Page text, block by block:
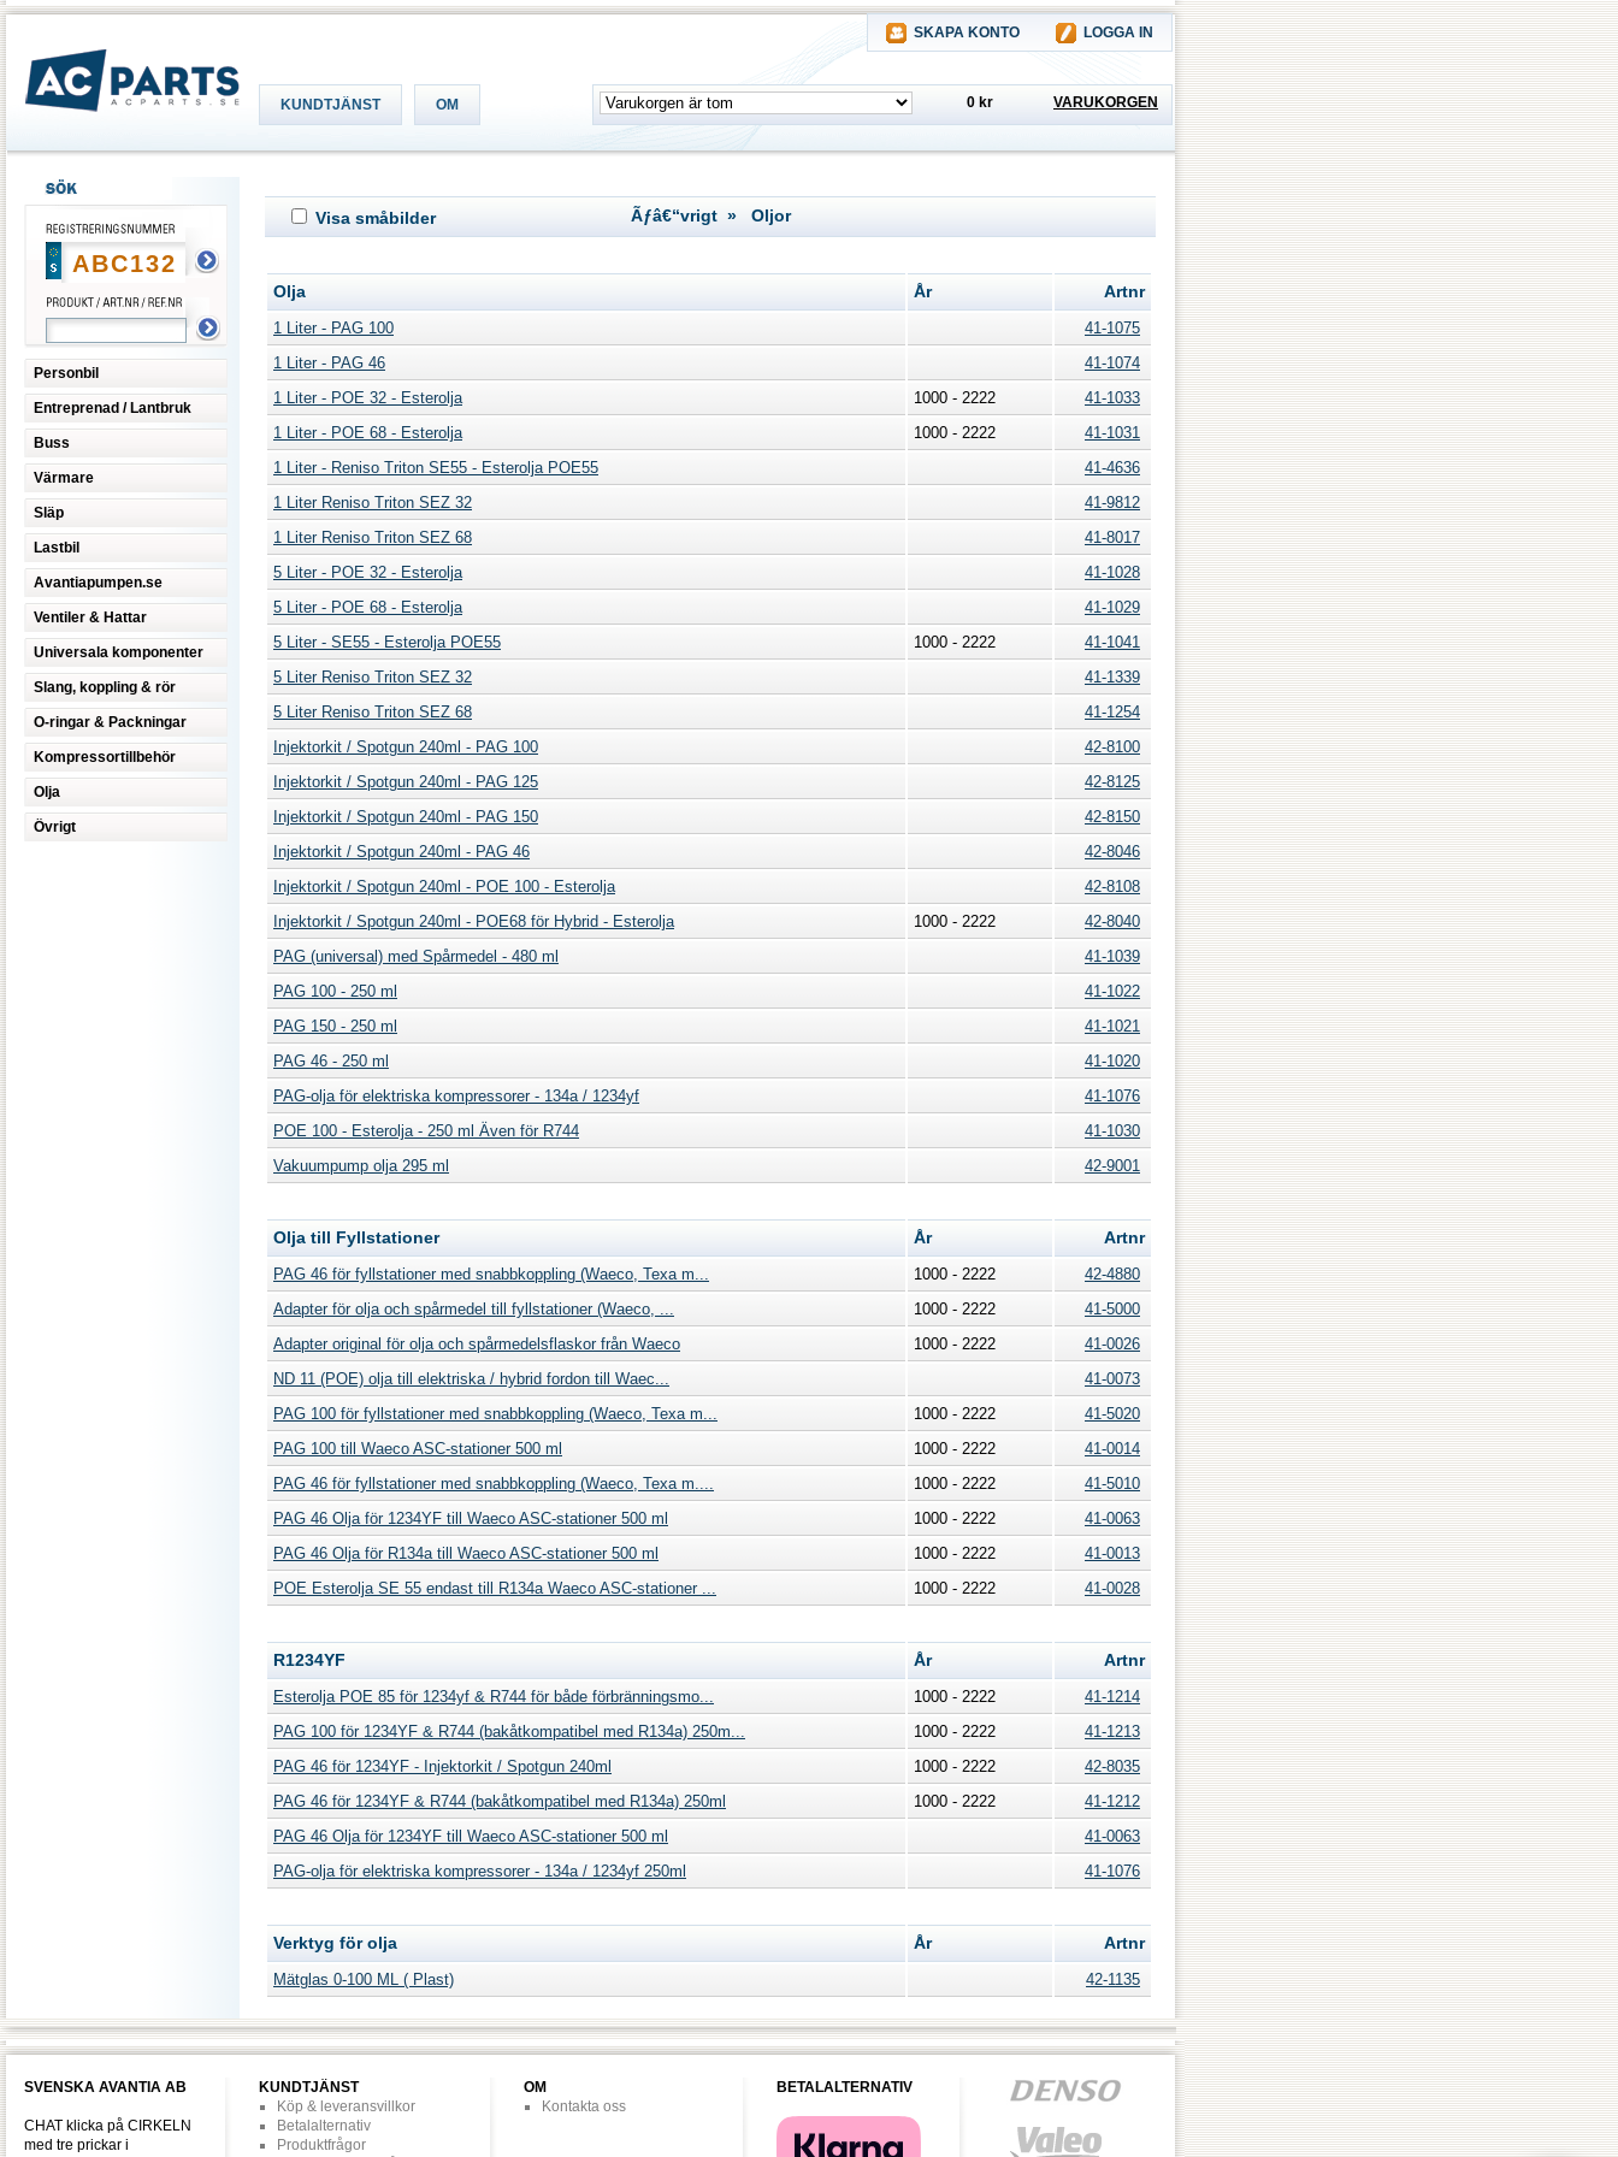
SKAPA KONTO LOGGA IN
KUNDTJÄNST OM 0 kr VARUKORGEN
Personbil
Entreprenad / Lantbruk
Buss
Värmare
Släp
Lastbil
Avantiapumpen.se
Ventiler & Hattar
Universala komponenter
Slang, koppling & rör
O-ringar & Packningar
Kompressortillbehör
Olja
Övrigt
Visa småbilder Ãƒâ€“vrigt » Oljor
Olja År Artnr
1 Liter - PAG 100
41-1075
1 Liter - PAG 46
41-1074
1 Liter - POE 32 - Esterolja
1000 - 2222
41-1033
1 Liter - POE 68 - Esterolja
1000 - 2222
41-1031
1 Liter - Reniso Triton SE55 - Esterolja POE55
41-4636
1 Liter Reniso Triton SEZ 32
41-9812
1 Liter Reniso Triton SEZ 68
41-8017
5 Liter - POE 32 - Esterolja
41-1028
5 Liter - POE 68 - Esterolja
41-1029
5 Liter - SE55 - Esterolja POE55
1000 - 2222
41-1041
5 Liter Reniso Triton SEZ 32
41-1339
5 Liter Reniso Triton SEZ 68
41-1254
Injektorkit / Spotgun 240ml - PAG 100
42-8100
Injektorkit / Spotgun 240ml - PAG 125
42-8125
Injektorkit / Spotgun 240ml - PAG 150
42-8150
Injektorkit / Spotgun 240ml - PAG 46
42-8046
Injektorkit / Spotgun 240ml - POE 100 - Esterolja
42-8108
Injektorkit / Spotgun 240ml - POE68 för Hybrid - Esterolja
1000 - 2222
42-8040
PAG (universal) med Spårmedel - 480 ml
41-1039
PAG 100 - 250 ml
41-1022
PAG 150 - 250 ml
41-1021
PAG 46 - 250 ml
41-1020
PAG-olja för elektriska kompressorer - 134a / 1234yf
41-1076
POE 100 - Esterolja - 250 ml Även för R744
41-1030
Vakuumpump olja 295 ml
42-9001
Olja till Fyllstationer År Artnr
PAG 46 för fyllstationer med snabbkoppling (Waeco, Texa m... 1000 - 2222
42-4880
Adapter för olja och spårmedel till fyllstationer (Waeco, ...
1000 - 2222
41-5000
Adapter original för olja och spårmedelsflaskor från Waeco
1000 - 2222
41-0026
ND 11 (POE) olja till elektriska / hybrid fordon till Waec...
41-0073
PAG 100 för fyllstationer med snabbkoppling (Waeco, Texa m...
1000 - 2222
41-5020
PAG 100 till Waeco ASC-stationer 500 ml
1000 - 2222
41-0014
PAG 46 för fyllstationer med snabbkoppling (Waeco, Texa m....
1000 - 2222
41-5010
PAG 46 Olja för 1234YF till Waeco ASC-stationer 500 ml
1000 - 2222
41-0063
PAG 46 Olja för R134a till Waeco ASC-stationer 500 ml
1000 - 2222
41-0013
POE Esterolja SE 55 endast till R134a Waeco ASC-stationer ...
1000 - 2222 41-0028
R1234YF År Artnr
Esterolja POE 85 för 1234yf & R744 för både förbränningsmo... 1000 - 2222
41-1214
PAG 100 för 1234YF & R744 (bakåtkompatibel med R134a) 250m...
1000 - 2222
41-1213
PAG 46 för 1234YF - Injektorkit / Spotgun 240ml
1000 - 2222
42-8035
PAG 46 för 1234YF & R744 (bakåtkompatibel med R134a) 250ml
1000 - 2222
41-1212
PAG 46 Olja för 1234YF till Waeco ASC-stationer 500 ml
41-0063
PAG-olja för elektriska kompressorer - 134a / 1234yf 250ml
41-1076
Verktyg för olja År Artnr
Mätglas 0-100 ML ( Plast) 42-1135
SVENSKA AVANTIA AB
CHAT klicka på CIRKELN
med tre prickar i
KUNDTJÄNST
Köp & leveransvillkor
Betalalternativ
Produktfrågor
OM
Kontakta oss
BETALALTERNATIV